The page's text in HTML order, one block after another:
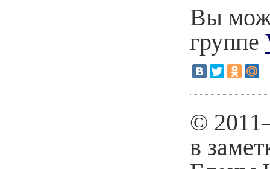
Вы
группе
©
в